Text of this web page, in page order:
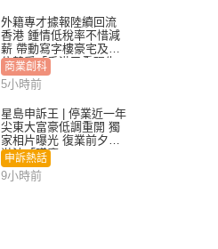
外籍專才據報陸續回流
香港 鍾情低稅率不惜減
薪 帶動寫字樓豪宅及學
位競爭「香港已重現生
機」
商業創科
5小時前
星島申訴王 | 停業近一年
尖東大富豪低調重開 獨
家相片曝光 復業前夕被
淋油「贈慶」
申訴熱話
9小時前